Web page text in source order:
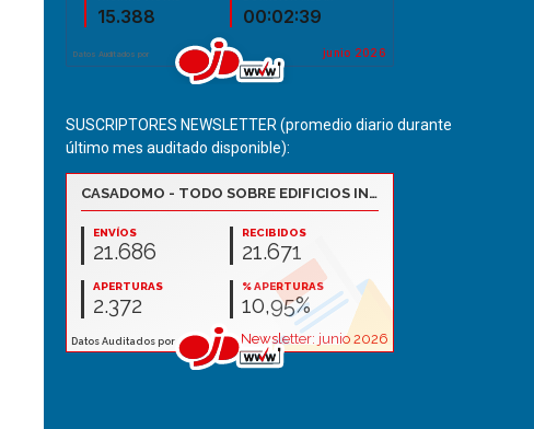
SUSCRIPTORES NEWSLETTER (promedio diario durante
último mes auditado disponible):